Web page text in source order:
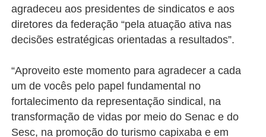
agradeceu aos presidentes de sindicatos e aos
diretores da federação “pela atuação ativa nas
decisões estratégicas orientadas a resultados”.
“Aproveito este momento para agradecer a cada
um de vocês pelo papel fundamental no
fortalecimento da representação sindical, na
transformação de vidas por meio do Senac e do
Sesc, na promoção do turismo capixaba e em